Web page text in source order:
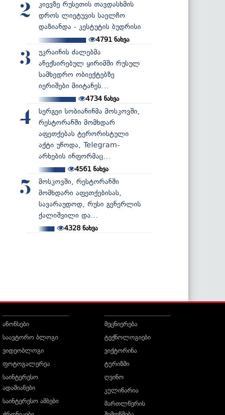
2
კიევზე რუსეთის თავდასხმის
დროს ლიეტუვის საელჩო
დაზიანდა - კესტუტის ბუდრისი
4791 ნახვა
3
უკრაინის ძალებმა
ანექსირებულ ყირიმში რუსულ
სამხედრო ობიექტებზე
იერიშები მიიტანეს...
4734ნახვა
4
სერგეი სობიანინმა მოსკოვში,
რესტორანში მომხდარ
აფეთქებას ტერორისტული
აქტი უწოდა, Telegram-
არხების ინფორმაც...
4561ნახვა
5
მოსკოვში, რესტორანში
მომხდარი აფეთქებისას,
სავარაუდოდ, რუსი გენერლის
ქალიშვილი და...
4328 ნახვა
ანონსები
საავტორო ბლოგი
ვიდეობლოგი
ფოტოგალერეა
საინტერესო
ადამიანები
საინტერესო ამბები
მეცნიერება
ტექნოლოგიები
ვიქტორინა
ტურიზმი
ღვინო
კულინარია
მართლწერის